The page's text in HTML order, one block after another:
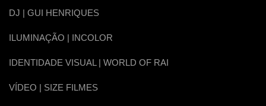
DJ | GUI HENRIQUES
ILUMINAÇÃO | INCOLOR
IDENTIDADE VISUAL | WORLD OF RAI
VÍDEO | SIZE FILMES